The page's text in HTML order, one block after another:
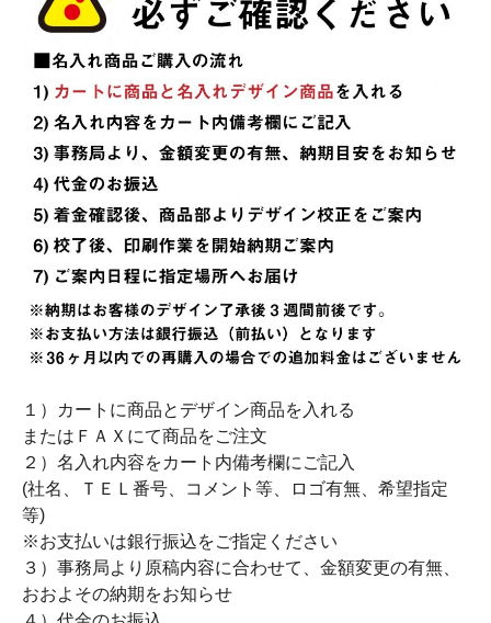
１）カートに商品とデザイン商品を入れる
またはＦＡＸにて商品をご注文
２）名入れ内容をカート内備考欄にご記入
(社名、ＴＥＬ番号、コメント等、ロゴ有無、希望指定
等)
※お支払いは銀行振込をご指定ください
３）事務局より原稿内容に合わせて、金額変更の有無、
おおよその納期をお知らせ